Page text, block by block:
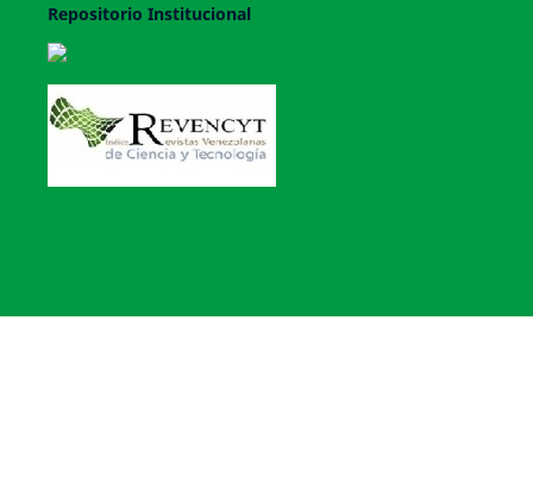
Repositorio Institucional